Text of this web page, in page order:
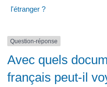
l'étranger ?
Question-réponse
Avec quels
français peut-il